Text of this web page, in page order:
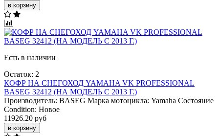
в корзину
Есть в наличии
Остаток: 2
КОФР НА СНЕГОХОД YAMAHA VK PROFESSIONAL
BASEG 32412 (НА МОДЕЛЬ С 2013 Г.)
Производитель: BASEG Марка мотоцикла: Yamaha Состояние
Condition: Новое
11926.20 руб
в корзину